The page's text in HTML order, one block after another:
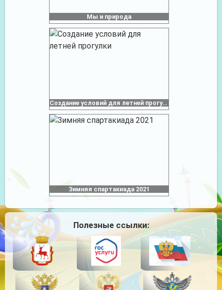
Мы и природа
Создание условий для летней прогулки
Зимняя спартакиада 2021
Полезные ссылки: